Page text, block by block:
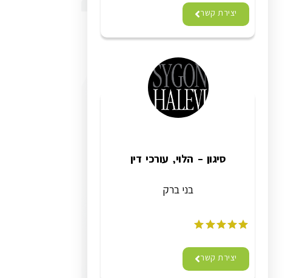
יצירת קשר
סיגון – הלוי, עורכי דין
בני ברק
יצירת קשר